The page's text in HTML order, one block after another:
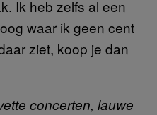
Ik heb zelfs al een
waar ik geen cent
ziet, koop je dan
concerten, lauwe